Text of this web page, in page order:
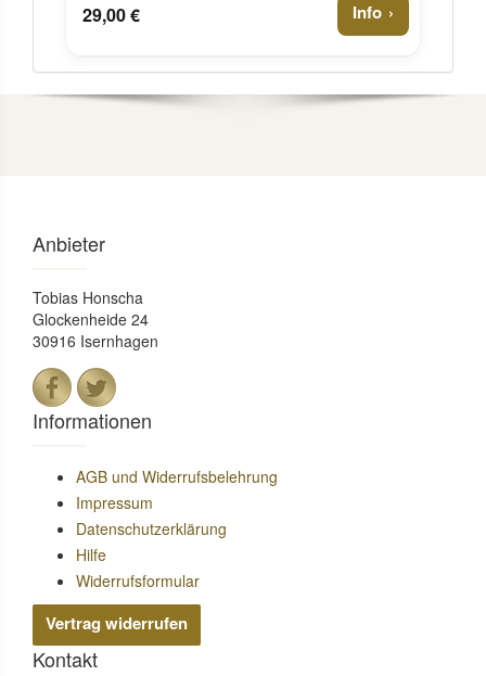
29,00 € Info
Anbieter
Tobias Honscha
Glockenheide 24
30916 Isernhagen
Informationen
AGB und Widerrufsbelehrung
Impressum
Datenschutzerklärung
Hilfe
Widerrufsformular
Vertrag widerrufen
Kontakt